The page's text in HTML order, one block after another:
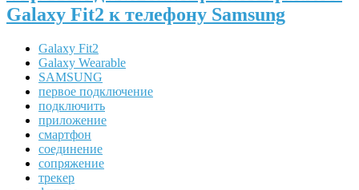
Galaxy Fit2 к телефону Samsung
Galaxy Fit2
Galaxy Wearable
SAMSUNG
первое подключение
подключить
приложение
смартфон
соединение
сопряжение
трекер